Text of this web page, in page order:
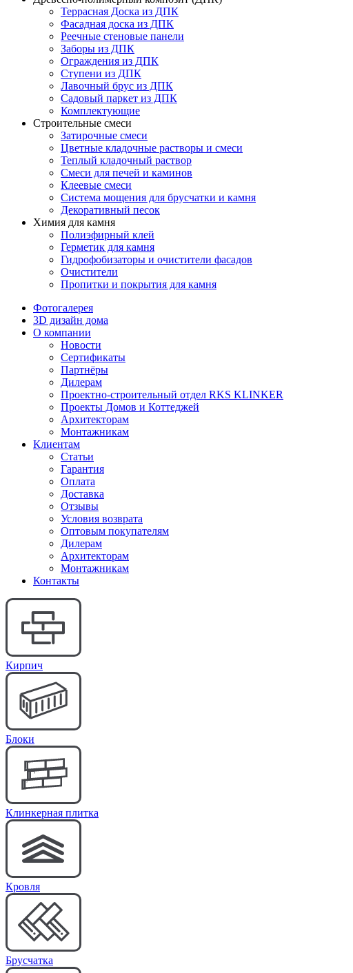
Террасная Доска из ДПК
Фасадная доска из ДПК
Реечные стеновые панели
Заборы из ДПК
Ограждения из ДПК
Ступени из ДПК
Лавочный брус из ДПК
Садовый паркет из ДПК
Комплектующие
Строительные смеси
Затирочные смеси
Цветные кладочные растворы и смеси
Теплый кладочный раствор
Смеси для печей и каминов
Клеевые смеси
Система мощения для брусчатки и камня
Декоративный песок
Химия для камня
Полиэфирный клей
Герметик для камня
Гидрофобизаторы и очистители фасадов
Очистители
Пропитки и покрытия для камня
Фотогалерея
3D дизайн дома
О компании
Новости
Сертификаты
Партнёры
Дилерам
Проектно-строительный отдел RKS KLINKER
Проекты Домов и Коттеджей
Архитекторам
Монтажникам
Клиентам
Статьи
Гарантия
Оплата
Доставка
Отзывы
Условия возврата
Оптовым покупателям
Дилерам
Архитекторам
Монтажникам
Контакты
Кирпич
Блоки
Клинкерная плитка
Кровля
Брусчатка